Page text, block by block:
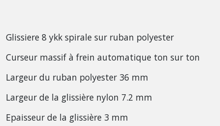
Glissiere 8 ykk spirale sur ruban polyester
Curseur massif à frein automatique ton sur ton
Largeur du ruban polyester 36 mm
Largeur de la glissière nylon 7.2 mm
Epaisseur de la glissière 3 mm